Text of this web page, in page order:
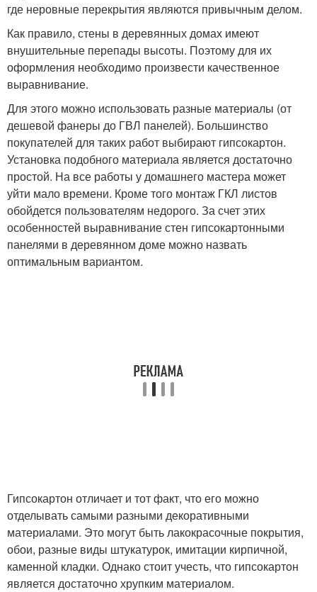
где неровные перекрытия являются привычным делом.
Как правило, стены в деревянных домах имеют
внушительные перепады высоты. Поэтому для их
оформления необходимо произвести качественное
выравнивание.
Для этого можно использовать разные материалы (от
дешевой фанеры до ГВЛ панелей). Большинство
покупателей для таких работ выбирают гипсокартон.
Установка подобного материала является достаточно
простой. На все работы у домашнего мастера может
уйти мало времени. Кроме того монтаж ГКЛ листов
обойдется пользователям недорого. За счет этих
особенностей выравнивание стен гипсокартонными
панелями в деревянном доме можно назвать
оптимальным вариантом.
Гипсокартон отличает и тот факт, что его можно
отделывать самыми разными декоративными
материалами. Это могут быть лакокрасочные покрытия,
обои, разные виды штукатурок, имитации кирпичной,
каменной кладки. Однако стоит учесть, что гипсокартон
является достаточно хрупким материалом.